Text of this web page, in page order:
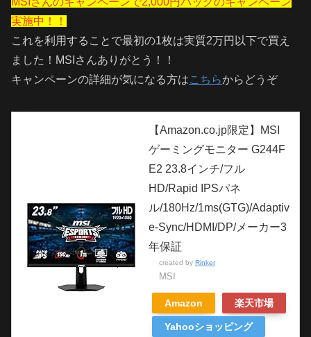
実施中！！
これを利用することで最初の1枚は実質2万円以下で買え
ました！MSIさんありがとう！！
キャンペーンの詳細が気になる方はこちらからどうぞ
【Amazon.co.jp限定】MSI
ゲーミングモニター G244F
E2 23.8インチ/フル
HD/Rapid IPSパネ
ル/180Hz/1ms(GTG)/Adaptiv
e-Sync/HDMI/DP/メーカー3
年保証
created by Rinker
MSI
Amazon 楽天市場
Yahooショッピング